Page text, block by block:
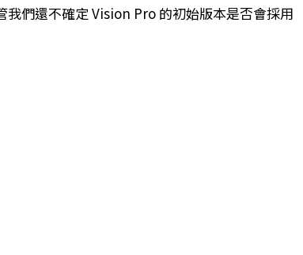
們還不確定 Vision Pro 的初始版本是否會採用